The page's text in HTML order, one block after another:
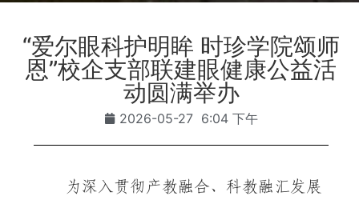
“爱尔眼科护明眸 时珍学院颂师
恩”校企支部联建眼健康公益活
动圆满举办
2026-05-27 6:04 下午
为深入贯彻产教融合、科教融汇发展